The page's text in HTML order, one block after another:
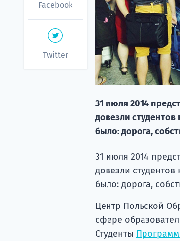
Facebook
Twitter
31 июля 2014
довезли
было: дорога,
31 июля 2014
довезли
было: дорога,
Центр Польской
сфере
Студенты